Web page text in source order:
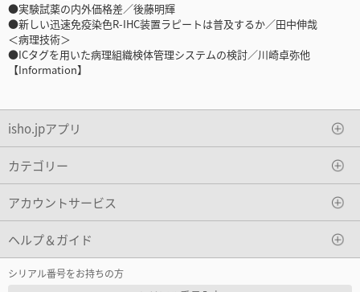
●実験試薬の内外価格差／後藤明輝
●新しい迅速免疫染色R-IHC装置ラピートは普及するか／田中伸哉
＜病理技術＞
●ICタグを用いた病理組織検体管理システムの検討／川崎卓弥他
【Information】
isho.jpアプリ
カテゴリー
アカウントサービス
ヘルプ＆ガイド
シリアル番号をお持ちの方